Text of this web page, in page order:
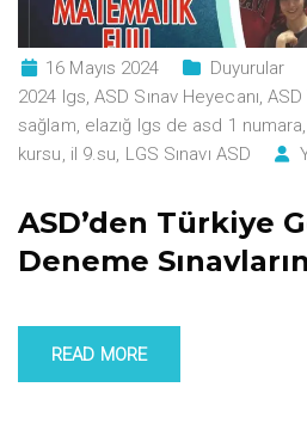
16 Mayıs 2024 Duyurular
2024 lgs,ASD Sınav Heyecanı,
sağlam, elazığ lgs de asd 1 numara,
kursu, il 9.su, LGS Sınavı ASD
ASD’den Türkiye
Deneme
READ MORE